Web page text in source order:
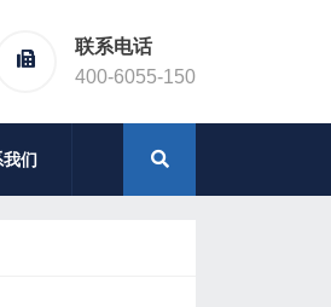
联系电话
400-6055-150
们